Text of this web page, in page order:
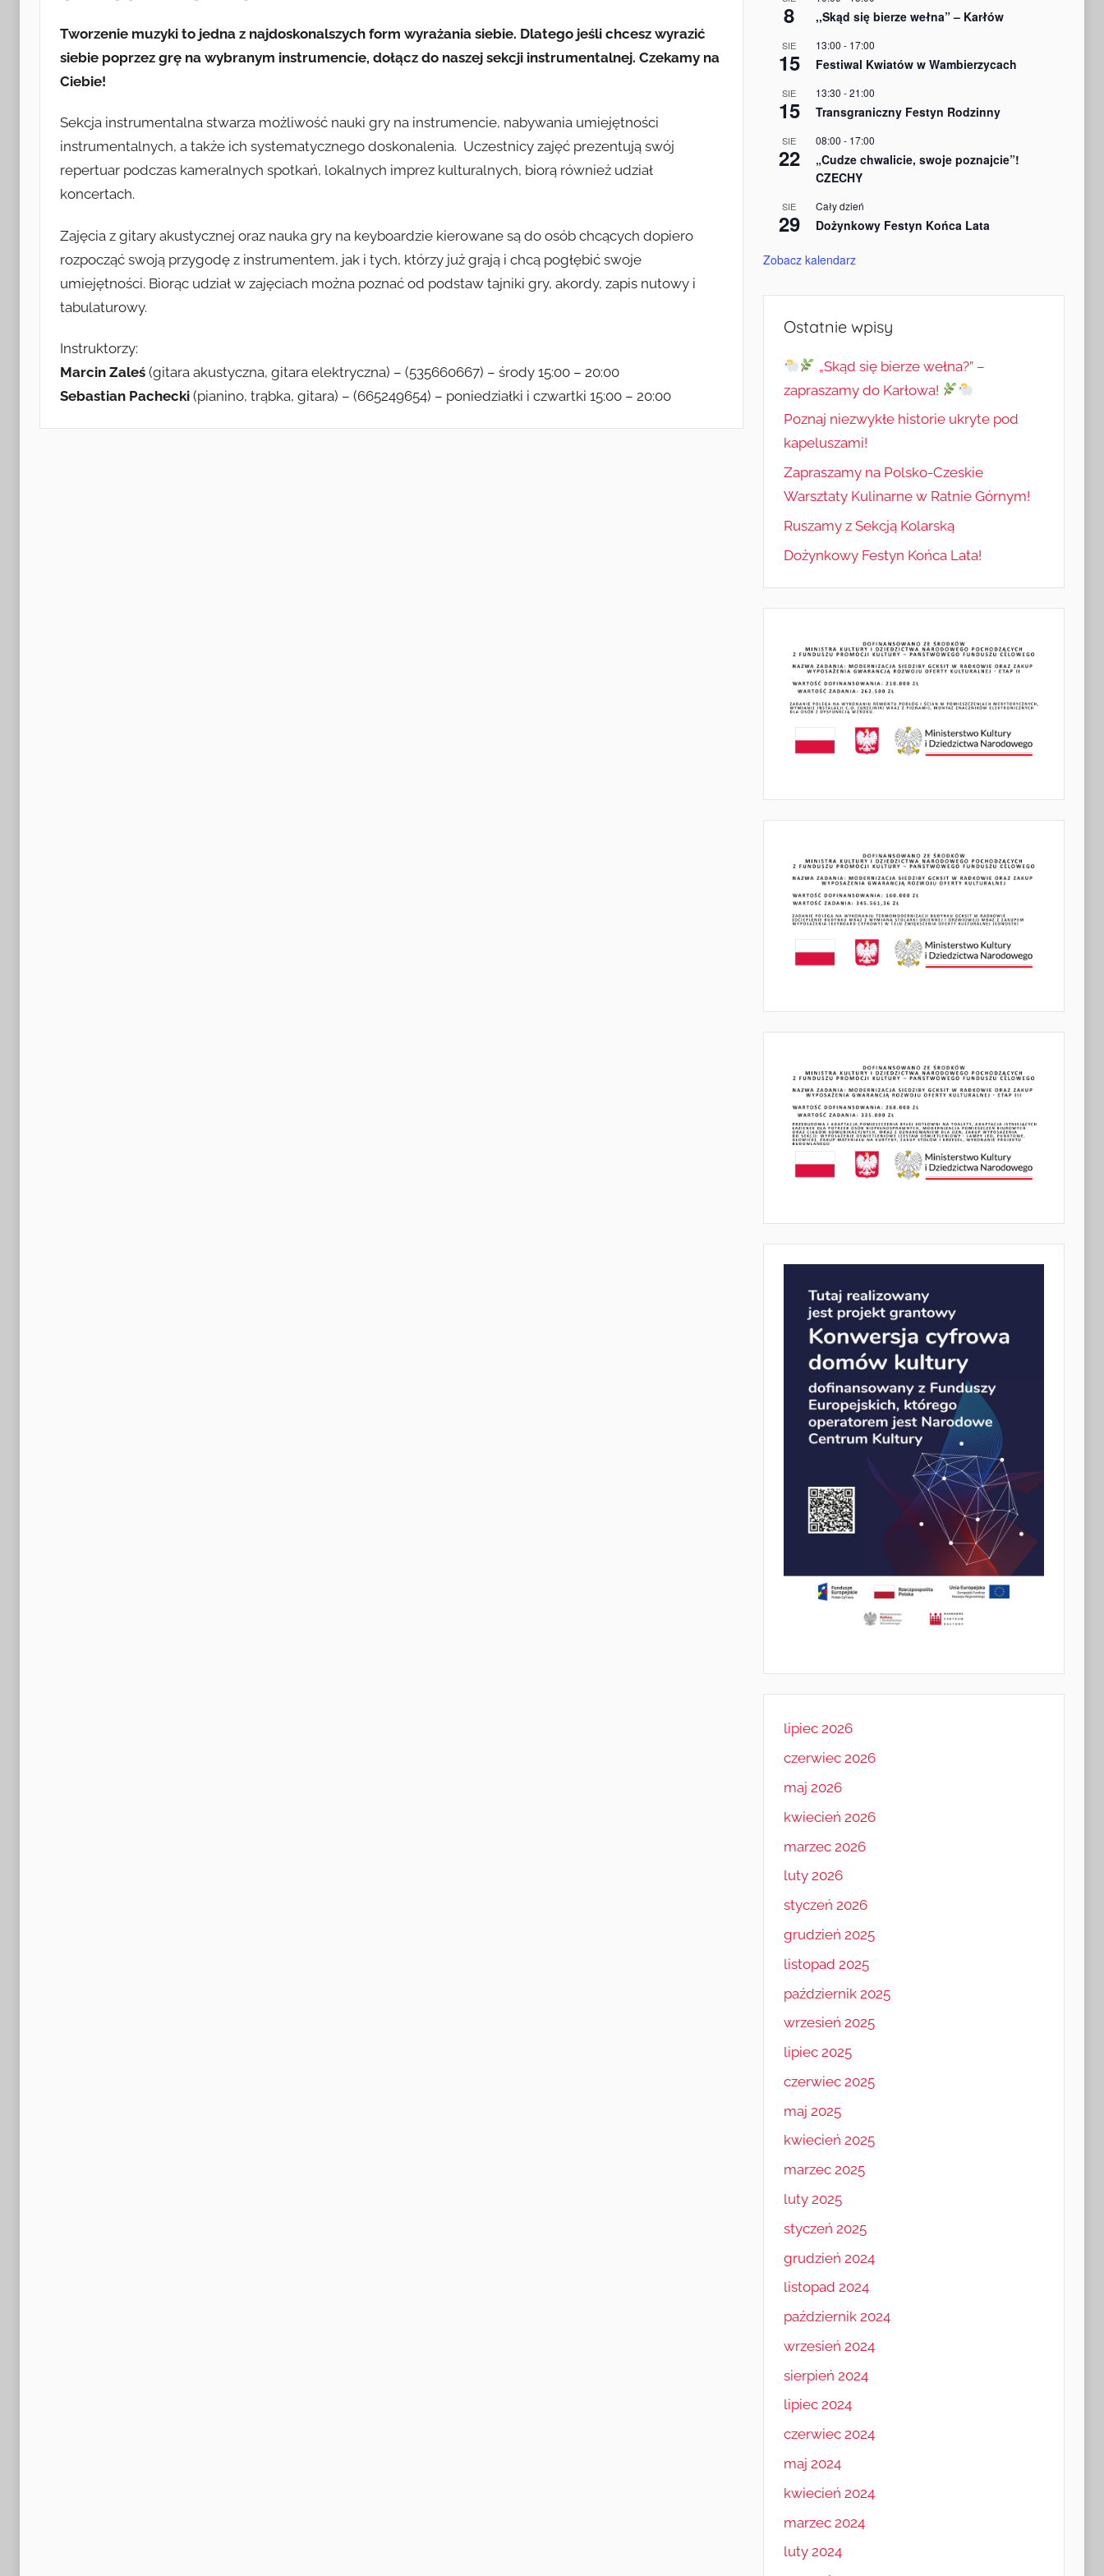
Turystyki
w
Radkowie
Tworzenie muzyki to jedna z najdoskonalszych form wyrażania siebie. Dlatego jeśli chcesz wyrazić
siebie poprzez grę na wybranym instrumencie, dołącz do naszej sekcji instrumentalnej. Czekamy na
Ciebie!
Sekcja instrumentalna stwarza możliwość nauki gry na instrumencie, nabywania umiejętności
instrumentalnych, a także ich systematycznego doskonalenia. Uczestnicy zajęć prezentują swój
repertuar podczas kameralnych spotkań, lokalnych imprez kulturalnych, biorą również udział
koncertach.
Zajęcia z gitary akustycznej oraz nauka gry na keyboardzie kierowane są do osób chcących dopiero
rozpocząć swoją przygodę z instrumentem, jak i tych, którzy już grają i chcą pogłębić swoje
umiejętności. Biorąc udział w zajęciach można poznać od podstaw tajniki gry, akordy, zapis nutowy i
tabulaturowy.
Instruktorzy:
Marcin Zaleś (gitara akustyczna, gitara elektryczna) – (535660667) – środy 15:00 – 20:00
Sebastian Pachecki (pianino, trąbka, gitara) – (665249654) – poniedziałki i czwartki 15:00 – 20:00
8 ,,Skąd się bierze wełna” – Karłów
SIE
15
13:00 - 17:00
Festiwal Kwiatów w Wambierzycach
SIE
15
13:30 -21:00
Transgraniczny Festyn Rodzinny
SIE
22
08:00 - 17:00
„Cudze chwalicie, swoje poznajcie”!
CZECHY
SIE
29
Cały dzień
Dożynkowy Festyn Końca Lata
Zobacz kalendarz
Ostatnie wpisy
„Skąd się bierze wełna?” –
zapraszamy do Karłowa!
Poznaj niezwykłe historie ukryte pod
kapeluszami!
Zapraszamy na Polsko-Czeskie
Warsztaty Kulinarne w Ratnie Górnym!
Ruszamy z Sekcją Kolarską
Dożynkowy Festyn Końca Lata!
lipiec 2026
czerwiec 2026
maj 2026
kwiecień 2026
marzec 2026
luty 2026
styczeń 2026
grudzień 2025
listopad 2025
październik 2025
wrzesień 2025
lipiec 2025
czerwiec 2025
maj 2025
kwiecień 2025
marzec 2025
luty 2025
styczeń 2025
grudzień 2024
listopad 2024
październik 2024
wrzesień 2024
sierpień 2024
lipiec 2024
czerwiec 2024
maj 2024
kwiecień 2024
marzec 2024
luty 2024